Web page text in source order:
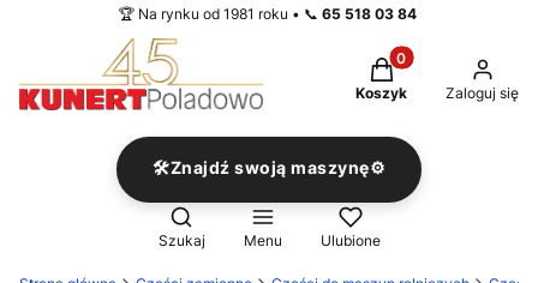
🏆 Na rynku od 1981 roku • 📞 65 518 03 84
Produkty w
Koszyk Zaloguj się
🛠️Znajdź swoją maszynę⚙️
Otwórz wyszukiwarkę
Szukaj Menu Ulubione